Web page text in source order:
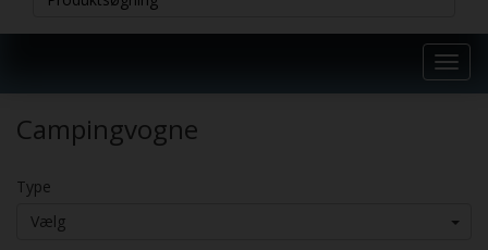
Campingvogne
Type
Vælg